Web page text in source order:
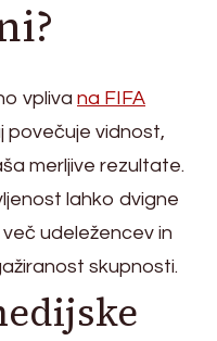
vpliva na FIFA
povečuje vidnost,
merljive rezultate.
lahko dvigne
udeležencev in
skupnosti.